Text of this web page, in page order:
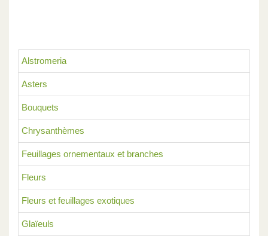
Alstromeria
Asters
Bouquets
Chrysanthèmes
Feuillages ornementaux et branches
Fleurs
Fleurs et feuillages exotiques
Glaïeuls